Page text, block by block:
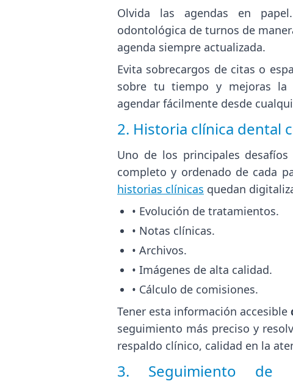
Olvida las agendas en
odontológica de turnos de
agenda siempre actualizada.
Evita sobrecargos de citas o
sobre tu tiempo y mejoras la
agendar fácilmente desde
2. Historia clínica dental
Uno de los principales
completo y ordenado de cada
historias clínicas quedan
• Evolución de tratamientos.
• Notas clínicas.
• Archivos.
• Imágenes de alta calidad.
• Cálculo de comisiones.
Tener esta información accesible
seguimiento más preciso y
respaldo clínico, calidad en la
3. Seguimiento de